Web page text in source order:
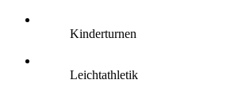
Kinderturnen
Leichtathletik